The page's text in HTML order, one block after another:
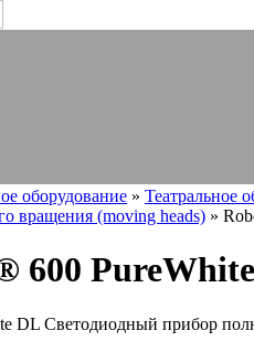
оборудование » Театральное
вращения (moving heads) »
600
DL Светодиодный прибор